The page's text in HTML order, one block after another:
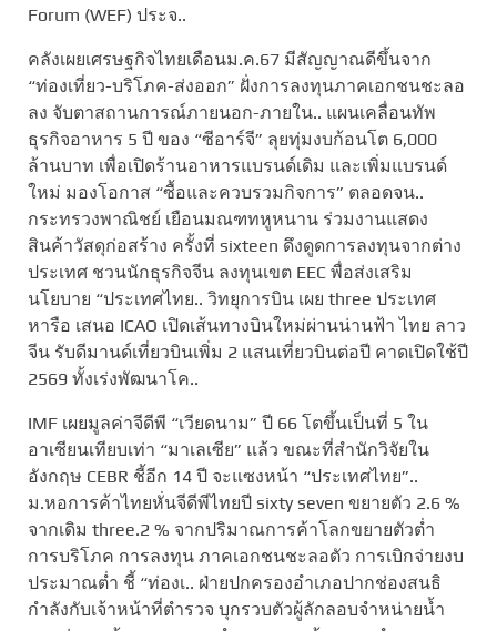
Forum (WEF) ประจ..
คลังเผยเศรษฐกิจไทยเดือนม.ค.67 มีสัญญาณดีขึ้นจาก
“ท่องเที่ยว-บริโภค-ส่งออก” ฝั่งการลงทุนภาคเอกชนชะลอ
ลง จับตาสถานการณ์ภายนอก-ภายใน.. แผนเคลื่อนทัพ
ธุรกิจอาหาร 5 ปี ของ “ซีอาร์จี” ลุยทุ่มงบก้อนโต 6,000
ล้านบาท เพื่อเปิดร้านอาหารแบรนด์เดิม และเพิ่มแบรนด์
ใหม่ มองโอกาส “ซื้อและควบรวมกิจการ” ตลอดจน..
กระทรวงพาณิชย์ เยือนมณฑทหูหนาน ร่วมงานแสดง
สินค้าวัสดุก่อสร้าง ครั้งที่ sixteen ดึงดูดการลงทุนจากต่าง
ประเทศ ชวนนักธุรกิจจีน ลงทุนเขต EEC พื่อส่งเสริม
นโยบาย “ประเทศไทย.. วิทยุการบิน เผย three ประเทศ
หารือ เสนอ ICAO เปิดเส้นทางบินใหม่ผ่านน่านฟ้า ไทย ลาว
จีน รับดีมานด์เที่ยวบินเพิ่ม 2 แสนเที่ยวบินต่อปี คาดเปิดใช้ปี
2569 ทั้งเร่งพัฒนาโค..
IMF เผยมูลค่าจีดีพี “เวียดนาม” ปี 66 โตขึ้นเป็นที่ 5 ใน
อาเซียนเทียบเท่า “มาเลเซีย” แล้ว ขณะที่สำนักวิจัยใน
อังกฤษ CEBR ชี้อีก 14 ปี จะแซงหน้า “ประเทศไทย”..
ม.หอการค้าไทยหั่นจีดีพีไทยปี sixty seven ขยายตัว 2.6 %
จากเดิม three.2 % จากปริมาณการค้าโลกขยายตัวต่ำ
การบริโภค การลงทุน ภาคเอกชนชะลอตัว การเบิกจ่ายงบ
ประมาณต่ำ ชี้ “ท่องเ.. ฝ่ายปกครองอำเภอปากช่องสนธิ
กำลังกับเจ้าหน้าที่ตำรวจ บุกรวบตัวผู้ลักลอบจำหน่ายน้ำ